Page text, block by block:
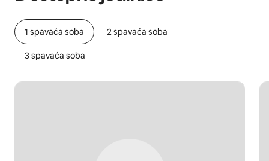
1 spavaća soba 2 spavaća soba
3 spavaća soba